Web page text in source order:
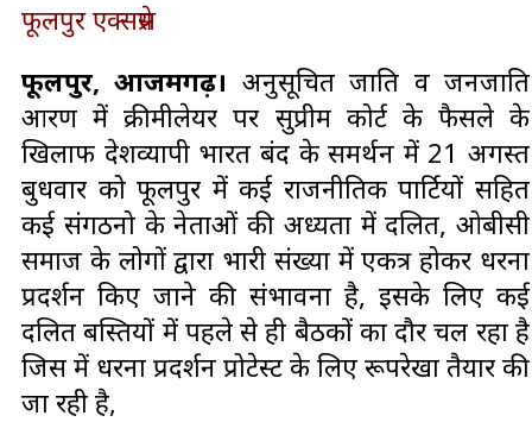
फूलपुर एक्सप्रेस
फूलपुर, आजमगढ़। अनुसूचित जाति व जनजाति
आरक्षण में क्रीमीलेयर पर सुप्रीम कोर्ट के फैसले के
खिलाफ देशव्यापी भारत बंद के समर्थन में 21 अगस्त
बुधवार को फूलपुर में कई राजनीतिक पार्टियों सहित
कई संगठनो के नेताओं की अध्यक्षता में दलित, ओबीसी
समाज के लोगों द्वारा भारी संख्या में एकत्र होकर धरना
प्रदर्शन किए जाने की संभावना है, इसके लिए कई
दलित बस्तियों में पहले से ही बैठकों का दौर चल रहा है
जिस में धरना प्रदर्शन प्रोटेस्ट के लिए रूपरेखा तैयार की
जा रही है,